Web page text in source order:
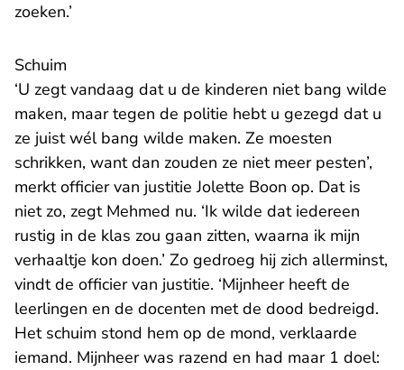
zoeken.’
Schuim
‘U zegt vandaag dat u de kinderen niet bang wilde
maken, maar tegen de politie hebt u gezegd dat u
ze juist wél bang wilde maken. Ze moesten
schrikken, want dan zouden ze niet meer pesten’,
merkt officier van justitie Jolette Boon op. Dat is
niet zo, zegt Mehmed nu. ‘Ik wilde dat iedereen
rustig in de klas zou gaan zitten, waarna ik mijn
verhaaltje kon doen.’ Zo gedroeg hij zich allerminst,
vindt de officier van justitie. ‘Mijnheer heeft de
leerlingen en de docenten met de dood bedreigd.
Het schuim stond hem op de mond, verklaarde
iemand. Mijnheer was razend en had maar 1 doel: